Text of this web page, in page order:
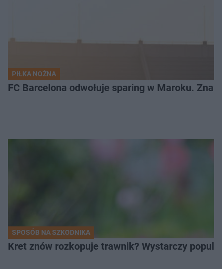
PIŁKA NOŻNA
FC Barcelona odwołuje sparing w Maroku.
SPOSÓB NA SZKODNIKA
Kret znów rozkopuje trawnik? Wystarczy